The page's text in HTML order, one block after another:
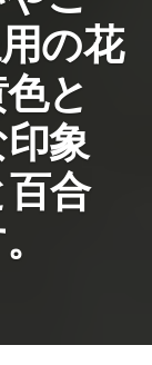
の花
と
象
合